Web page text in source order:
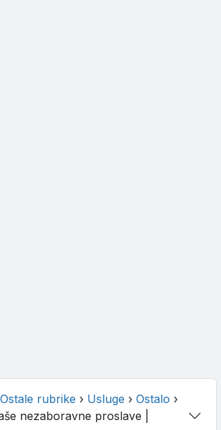
Ostale rubrike › Usluge › Ostalo ›
nezaboravne proslave